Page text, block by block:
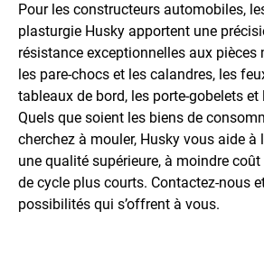
Pour les constructeurs automobiles,
plasturgie Husky apportent une
résistance exceptionnelles aux pièces
les pare-chocs et les calandres, les
tableaux de bord, les porte-gobelets
Quels que soient les biens de
cherchez à mouler, Husky vous aide à
une qualité supérieure, à moindre
de cycle plus courts. Contactez-nous
possibilités qui s’offrent à vous.